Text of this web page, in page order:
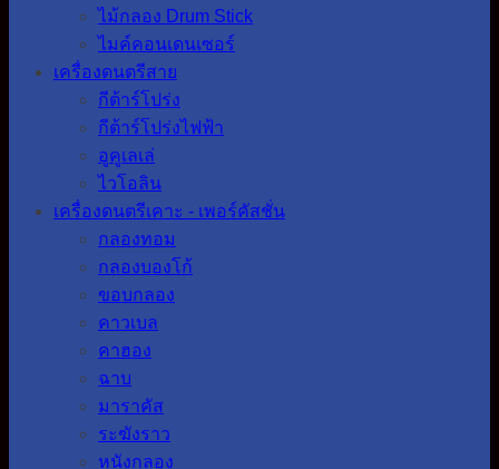
ไม้กลอง Drum Stick
ไมค์คอนเดนเซอร์
เครื่องดนตรีสาย
กีต้าร์โปร่ง
กีต้าร์โปร่งไฟฟ้า
อูคูเลเล่
ไวโอลิน
เครื่องดนตรีเคาะ - เพอร์คัสชั่น
กลองทอม
กลองบองโก้
ขอบกลอง
คาวเบล
คาฮอง
ฉาบ
มาราคัส
ระฆังราว
หนังกลอง